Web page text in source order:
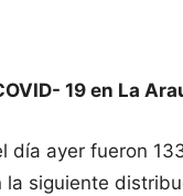
19 en La
día ayer fueron
siguiente